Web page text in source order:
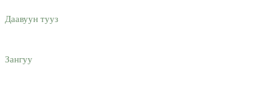
Даавуун тууз
Зангуу